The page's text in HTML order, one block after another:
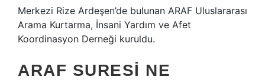
Merkezi Rize Ardeşen’de bulunan ARAF Uluslararası
Arama Kurtarma, İnsani Yardım ve Afet
Koordinasyon Derneği kuruldu.
ARAF SURESI NE